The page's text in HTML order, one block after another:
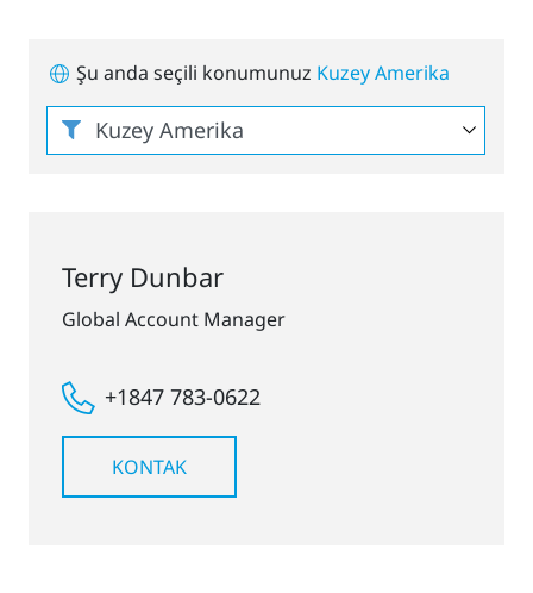
Şu anda seçili konumunuz Kuzey Amerika
Terry Dunbar
Global Account Manager
+1847 783-0622
KONTAK